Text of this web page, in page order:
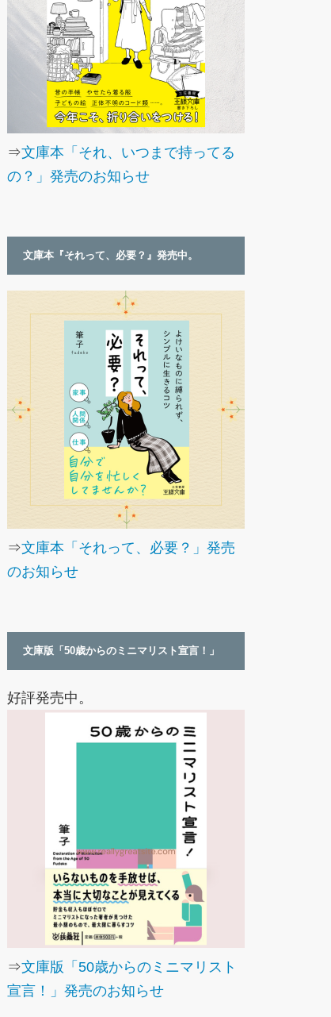
⇒文庫本「それ、いつまで持ってる
の？」発売のお知らせ
文庫本『それって、必要？』発売中。
⇒文庫本「それって、必要？」発売
のお知らせ
文庫版「50歳からのミニマリスト宣言！」
好評発売中。
⇒文庫版「50歳からのミニマリスト
宣言！」発売のお知らせ